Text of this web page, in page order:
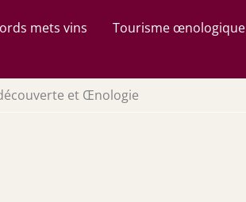
mets vins Tourisme œnologique
et Œnologie